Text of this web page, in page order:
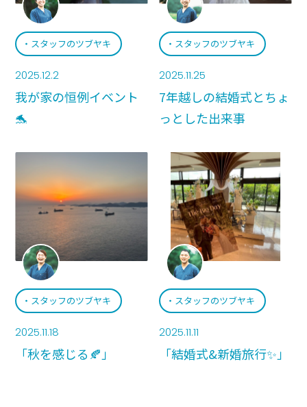
スタッフのツブヤキ
2025.12.2
我が家の恒例イベント
🐬
スタッフのツブヤキ
2025.11.25
7年越しの結婚式とちょ
っとした出来事
スタッフのツブヤキ
2025.11.18
「秋を感じる🍂」
スタッフのツブヤキ
2025.11.11
「結婚式&新婚旅行✨」